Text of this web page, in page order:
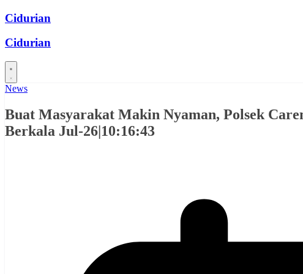
Skip
content
Cidurian
Cidurian
News
Buat Masyarakat Makin Nyaman, Polsek
Berkala Jul-26|10:16:43